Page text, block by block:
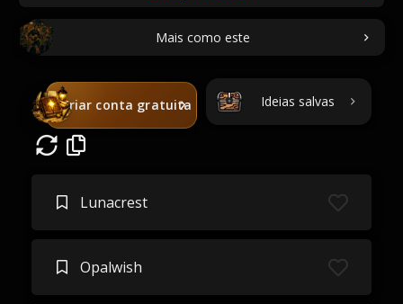
Mais como este
Criar conta gratuita Ideias salvas
Lunacrest
Opalwish